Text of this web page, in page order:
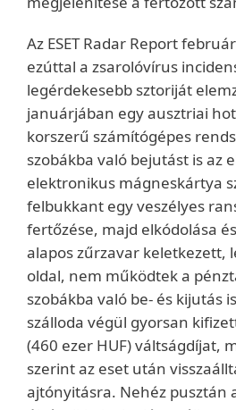
Az ESET Radar Report
ezúttal a zsarolóvírus
legérdekesebb sztoriját
januárjában egy ausztriai
korszerű számítógépes
szobákba való bejutást is az
elektronikus mágneskártya
felbukkant egy veszélyes
fertőzése, majd elkódolása
alapos zűrzavar keletkezett,
oldal, nem működtek a
szobákba való be- és kijutás
szálloda végül gyorsan
(460 ezer HUF) váltságdíjat,
szerint az eset után
ajtónyitásra. Nehéz pusztán